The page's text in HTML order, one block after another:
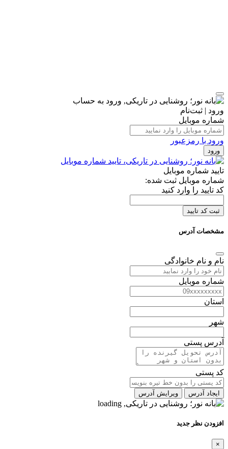
ورود | ثبت‌نام
شماره موبایل
ورود با رمزعبور
ورود
تایید شماره موبایل
شماره موبایل ثبت شده:
کد تایید را وارد کنید
ثبت کد تایید
مشخصات آدرس
نام و نام خانوادگی
شماره موبایل
استان
شهر
آدرس پستی
کد پستی
ایجاد آدرس ویرایش آدرس
افزودن نظر جدید
×